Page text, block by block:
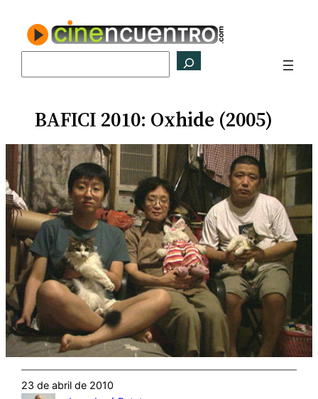
contenido
BAFICI 2010: Oxhide (2005)
23 de abril de 2010